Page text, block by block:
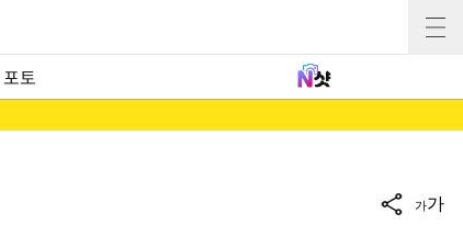
포토
가가